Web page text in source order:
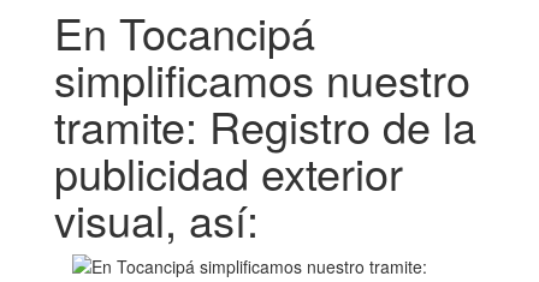
En Tocancipá
simplificamos nuestro
tramite: Registro de la
publicidad exterior
visual, así: